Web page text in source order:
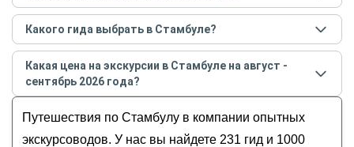
Самые популярные экскурсиив Стамбулев
августе - сентябре 2026года:
Трансфер из аэропорта (IST) Стамбула и
наоборот на Mercedes Vito
​​Трансфер из любого аэропорта Стамбула с
другом
Большое путешествие по Стамбулу
Какого гида выбрать в Стамбуле?
Лучшие гидыв Стамбулепо рейтингу и отзывам в
августе 2026 года:
Сабри
Гаджи
Махмут
Какая цена на экскурсии в Стамбуле на август -
сентябрь 2026 года?
сентябрь 2026года от 6до 2 950 EUR
Путешествия по Стамбулу в компании опытных
экскурсоводов. У нас вы найдете 231 гид и 1000